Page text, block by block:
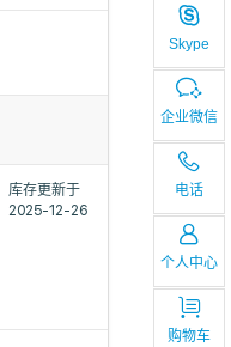
Skype
企业微信
电话
个人中心
购物车
库存更新于
2025-12-26